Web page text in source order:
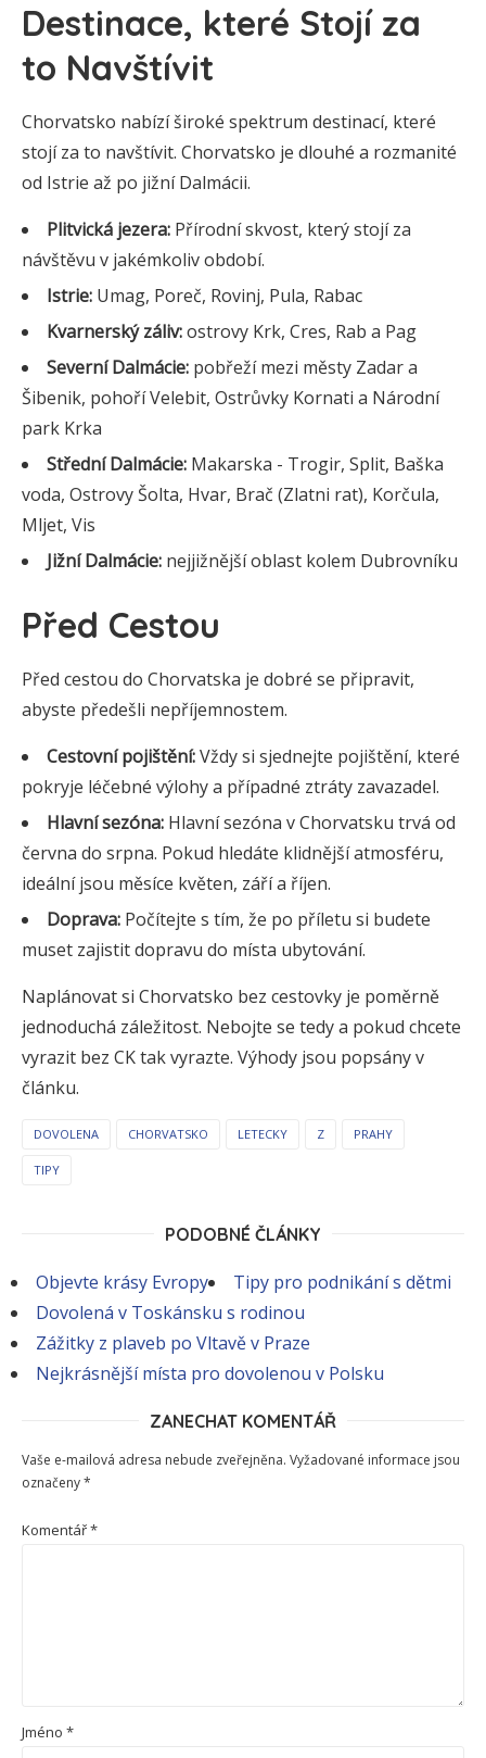
Destinace, které Stojí za
to Navštívit
Chorvatsko nabízí široké spektrum destinací, které
stojí za to navštívit. Chorvatsko je dlouhé a rozmanité
od Istrie až po jižní Dalmácii.
Plitvická jezera: Přírodní skvost, který stojí za
návštěvu v jakémkoliv období.
Istrie: Umag, Poreč, Rovinj, Pula, Rabac
Kvarnerský záliv:ostrovy Krk, Cres, Rab a Pag
Severní Dalmácie: pobřeží mezi městy Zadar a
Šibenik, pohoří Velebit, Ostrůvky Kornati a Národní
park Krka
Střední Dalmácie: Makarska - Trogir, Split, Baška
voda, Ostrovy Šolta, Hvar, Brač (Zlatni rat), Korčula,
Mljet, Vis
Jižní Dalmácie: nejjižnější oblast kolem Dubrovníku
Před Cestou
Před cestou do Chorvatska je dobré se připravit,
abyste předešli nepříjemnostem.
Cestovní pojištění:Vždy si sjednejte pojištění, které
pokryje léčebné výlohy a případné ztráty zavazadel.
Hlavní sezóna: Hlavní sezóna v Chorvatsku trvá od
června do srpna. Pokud hledáte klidnější atmosféru,
ideální jsou měsíce květen, září a říjen.
Doprava: Počítejte s tím, že po příletu si budete
muset zajistit dopravu do místa ubytování.
Naplánovat si Chorvatsko bez cestovky je poměrně
jednoduchá záležitost. Nebojte se tedy a pokud chcete
vyrazit bez CK tak vyrazte. Výhody jsou popsány v
článku.
DOVOLENA CHORVATSKO LETECKY Z PRAHY
TIPY
PODOBNÉ ČLÁNKY
Objevte krásy Evropy
Tipy pro podnikání s dětmi
Dovolená v Toskánsku s rodinou
Zážitky z plaveb po Vltavě v Praze
Nejkrásnější místa pro dovolenou v Polsku
ZANECHAT KOMENTÁŘ
Vaše e-mailová adresa nebude zveřejněna. Vyžadované informace jsou
označeny*
Komentář*
Jméno *